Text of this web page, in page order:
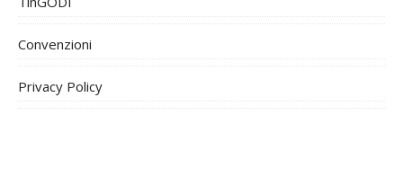
Convenzioni
Privacy Policy